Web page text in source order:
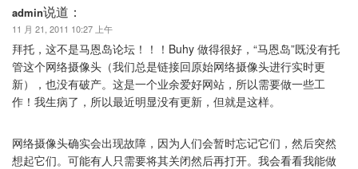
admin说道：
11 月 21, 2011 10:27 上午
拜托，这不是马恩岛论坛！！！Buhy 做得很好，“马恩岛”既没有托
管这个网络摄像头（我们总是链接回原始网络摄像头进行实时更
新），也没有破产。这是一个业余爱好网站，所以需要做一些工
作！我生病了，所以最近明显没有更新，但就是这样。
网络摄像头确实会出现故障，因为人们会暂时忘记它们，然后突然
想起它们。可能有人只需要将其关闭然后再打开。我会看看我能做